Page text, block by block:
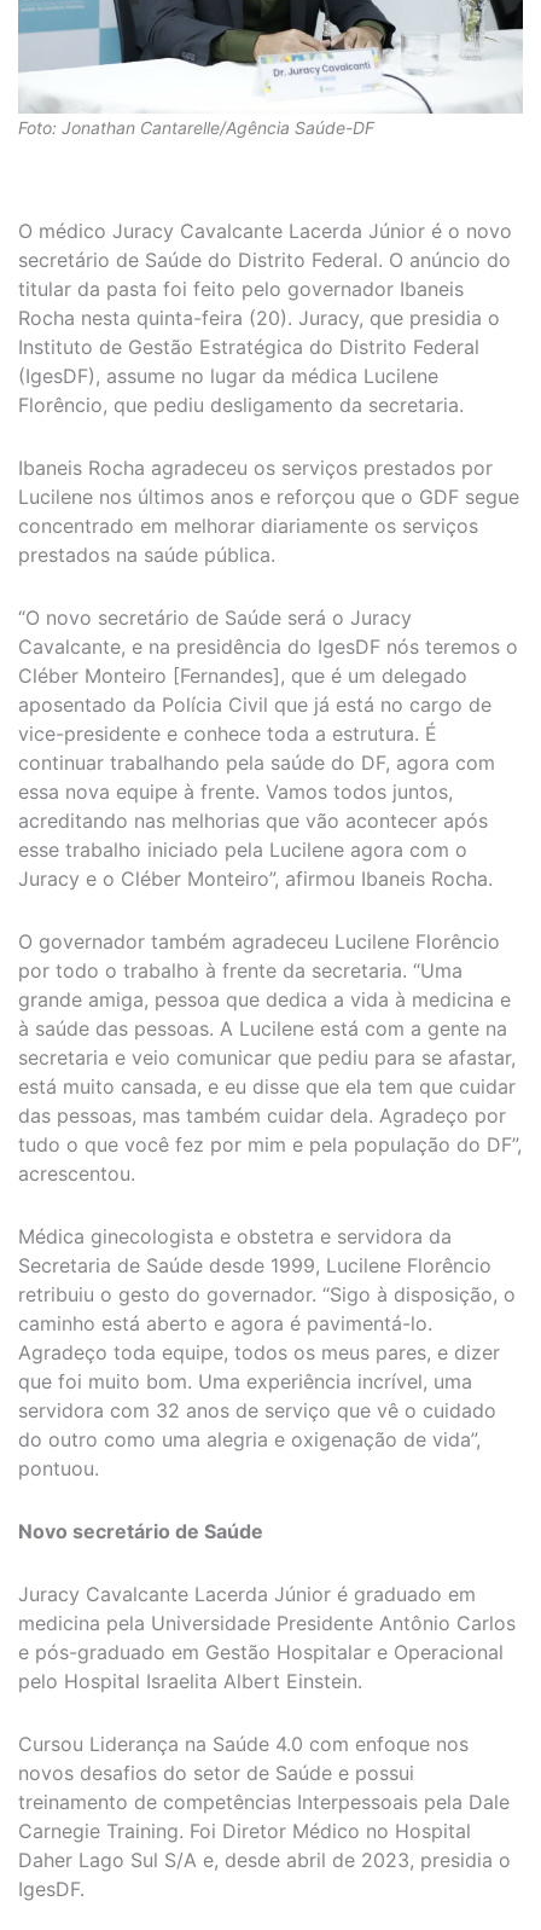
Foto: Jonathan Cantarelle/Agência Saúde-DF
O médico Juracy Cavalcante Lacerda Júnior é o novo
secretário de Saúde do Distrito Federal. O anúncio do
titular da pasta foi feito pelo governador Ibaneis
Rocha nesta quinta-feira (20). Juracy, que presidia o
Instituto de Gestão Estratégica do Distrito Federal
(IgesDF), assume no lugar da médica Lucilene
Florêncio, que pediu desligamento da secretaria.
Ibaneis Rocha agradeceu os serviços prestados por
Lucilene nos últimos anos e reforçou que o GDF segue
concentrado em melhorar diariamente os serviços
prestados na saúde pública.
“O novo secretário de Saúde será o Juracy
Cavalcante, e na presidência do IgesDF nós teremos o
Cléber Monteiro [Fernandes], que é um delegado
aposentado da Polícia Civil que já está no cargo de
vice-presidente e conhece toda a estrutura. É
continuar trabalhando pela saúde do DF, agora com
essa nova equipe à frente. Vamos todos juntos,
acreditando nas melhorias que vão acontecer após
esse trabalho iniciado pela Lucilene agora com o
Juracy e o Cléber Monteiro”, afirmou Ibaneis Rocha.
O governador também agradeceu Lucilene Florêncio
por todo o trabalho à frente da secretaria. “Uma
grande amiga, pessoa que dedica a vida à medicina e
à saúde das pessoas. A Lucilene está com a gente na
secretaria e veio comunicar que pediu para se afastar,
está muito cansada, e eu disse que ela tem que cuidar
das pessoas, mas também cuidar dela. Agradeço por
tudo o que você fez por mim e pela população do DF”,
acrescentou.
Médica ginecologista e obstetra e servidora da
Secretaria de Saúde desde 1999, Lucilene Florêncio
retribuiu o gesto do governador. “Sigo à disposição, o
caminho está aberto e agora é pavimentá-lo.
Agradeço toda equipe, todos os meus pares, e dizer
que foi muito bom. Uma experiência incrível, uma
servidora com 32 anos de serviço que vê o cuidado
do outro como uma alegria e oxigenação de vida”,
pontuou.
Novo secretário de Saúde
Juracy Cavalcante Lacerda Júnior é graduado em
medicina pela Universidade Presidente Antônio Carlos
e pós-graduado em Gestão Hospitalar e Operacional
pelo Hospital Israelita Albert Einstein.
Cursou Liderança na Saúde 4.0 com enfoque nos
novos desafios do setor de Saúde e possui
treinamento de competências Interpessoais pela Dale
Carnegie Training. Foi Diretor Médico no Hospital
Daher Lago Sul S/A e, desde abril de 2023, presidia o
IgesDF.